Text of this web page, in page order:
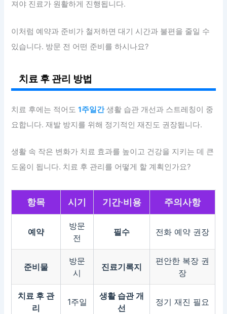
져야 진료가 원활하게 진행됩니다.
이처럼 예약과 준비가 철저하면 대기 시간과 불편을 줄일 수
있습니다. 방문 전 어떤 준비를 하시나요?
치료 후 관리 방법
치료 후에는 적어도1주일간생활 습관 개선과 스트레칭이 중
요합니다. 재발 방지를 위해 정기적인 재진도 권장됩니다.
생활 속 작은 변화가 치료 효과를 높이고 건강을 지키는 데 큰
도움이 됩니다. 치료 후 관리를 어떻게 할 계획인가요?
항목 시기 기간·비용 주의사항
예약
방문
전
필수 전화 예약 권장
준비물
방문
시
진료기록지
편안한 복장 권
장
치료 후 관
리
1주일
생활 습관 개
선
정기 재진 필요